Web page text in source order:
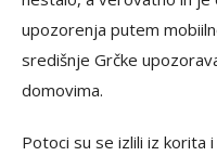
upozorenja putem
središnje Grčke
domovima.
Potoci su se izlili iz korita